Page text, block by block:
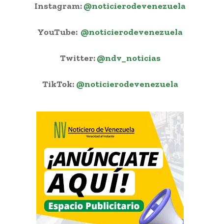
Instagram:@noticierodevenezuela
YouTube: @noticierodevenezuela
Twitter:@ndv_noticias
TikTok: @noticierodevenezuela